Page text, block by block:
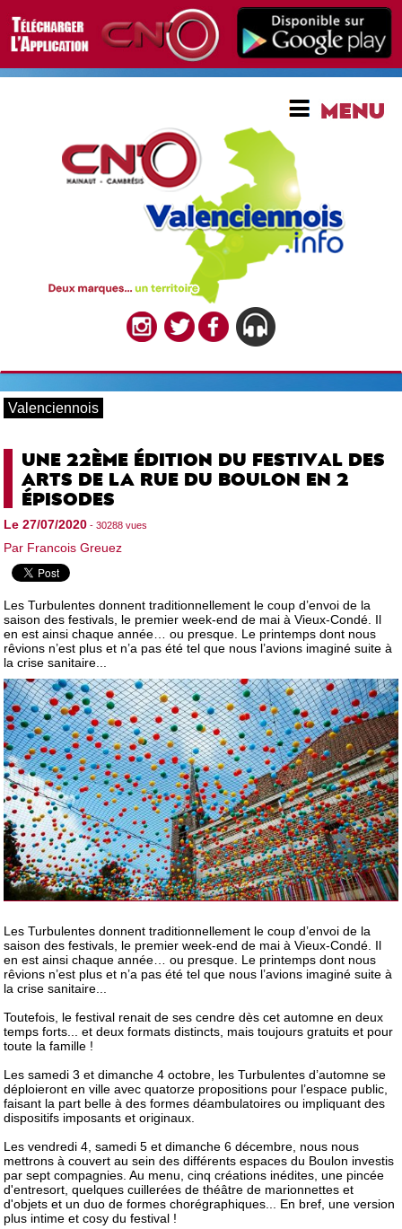
Valenciennois
UNE 22ÈME ÉDITION DU FESTIVAL DES
ARTS DE LA RUE DU BOULON EN 2
ÉPISODES
Le 27/07/2020 - 30288 vues
Par Francois Greuez
Les Turbulentes donnent traditionnellement le coup d’envoi de la
saison des festivals, le premier week-end de mai à Vieux-Condé. Il
en est ainsi chaque année… ou presque. Le printemps dont nous
rêvions n’est plus et n’a pas été tel que nous l’avions imaginé suite à
la crise sanitaire...
Les Turbulentes donnent traditionnellement le coup d’envoi de la
saison des festivals, le premier week-end de mai à Vieux-Condé. Il
en est ainsi chaque année… ou presque. Le printemps dont nous
rêvions n’est plus et n’a pas été tel que nous l’avions imaginé suite à
la crise sanitaire...
Toutefois, le festival renait de ses cendre dès cet automne en deux
temps forts... et deux formats distincts, mais toujours gratuits et pour
toute la famille !
Les samedi 3 et dimanche 4 octobre, les Turbulentes d’automne se
déploieront en ville avec quatorze propositions pour l’espace public,
faisant la part belle à des formes déambulatoires ou impliquant des
dispositifs imposants et originaux.
Les vendredi 4, samedi 5 et dimanche 6 décembre, nous nous
mettrons à couvert au sein des différents espaces du Boulon investis
par sept compagnies. Au menu, cinq créations inédites, une pincée
d'entresort, quelques cuillerées de théâtre de marionnettes et
d'objets et un duo de formes chorégraphiques... En bref, une version
plus intime et cosy du festival !